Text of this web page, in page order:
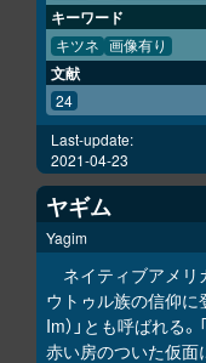
キーワード
キツネ 画像有り
文献
24
Last-update:
2021-04-23
ヤギム
Yagim
ネイティブアメリ
ウトゥル族の信仰に
Im）」とも呼ばれる
赤い房のついた仮面